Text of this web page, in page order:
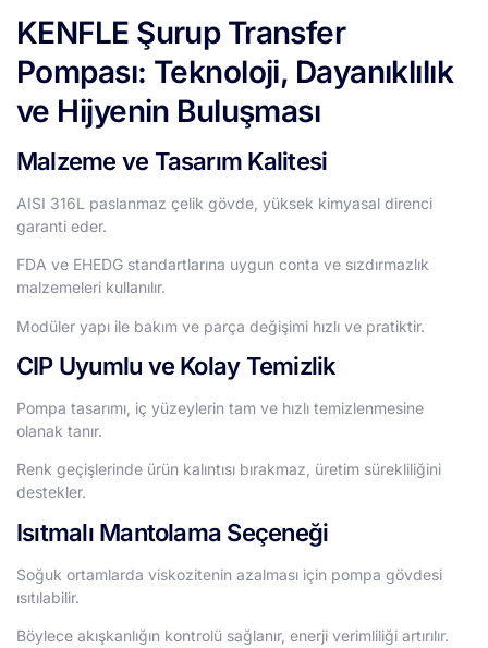
KENFLE Şurup Transfer
Pompası: Teknoloji, Dayanıklılık
ve Hijyenin Buluşması
Malzeme ve Tasarım Kalitesi
AISI 316L paslanmaz çelik gövde, yüksek kimyasal direnci
garanti eder.
FDA ve EHEDG standartlarına uygun conta ve sızdırmazlık
malzemeleri kullanılır.
Modüler yapı ile bakım ve parça değişimi hızlı ve pratiktir.
CIP Uyumlu ve Kolay Temizlik
Pompa tasarımı, iç yüzeylerin tam ve hızlı temizlenmesine
olanak tanır.
Renk geçişlerinde ürün kalıntısı bırakmaz, üretim sürekliliğini
destekler.
Isıtmalı Mantolama Seçeneği
Soğuk ortamlarda viskozitenin azalması için pompa gövdesi
ısıtılabilir.
Böylece akışkanlığın kontrolü sağlanır, enerji verimliliği artırılır.